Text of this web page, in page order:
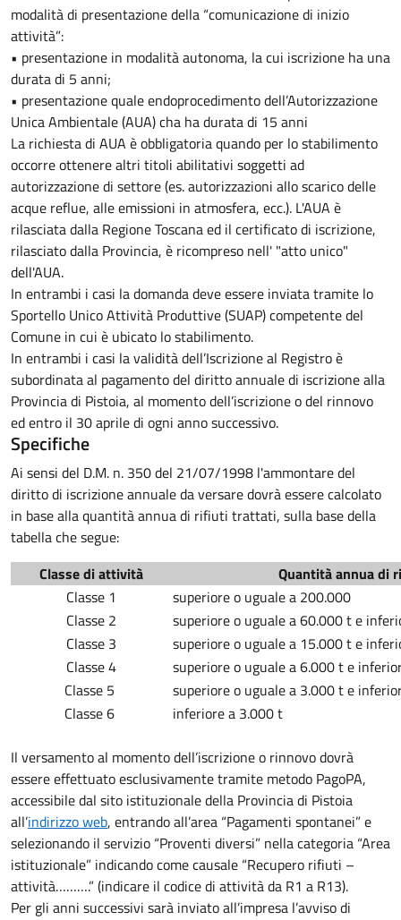
modalità di presentazione della “comunicazione di inizio
attività”:
• presentazione in modalità autonoma, la cui iscrizione ha una
durata di 5 anni;
• presentazione quale endoprocedimento dell’Autorizzazione
Unica Ambientale (AUA) cha ha durata di 15 anni
La richiesta di AUA è obbligatoria quando per lo stabilimento
occorre ottenere altri titoli abilitativi soggetti ad
autorizzazione di settore (es. autorizzazioni allo scarico delle
acque reflue, alle emissioni in atmosfera, ecc.). L'AUA è
rilasciata dalla Regione Toscana ed il certificato di iscrizione,
rilasciato dalla Provincia, è ricompreso nell' "atto unico"
dell'AUA.
In entrambi i casi la domanda deve essere inviata tramite lo
Sportello Unico Attività Produttive (SUAP) competente del
Comune in cui è ubicato lo stabilimento.
In entrambi i casi la validità dell’Iscrizione al Registro è
subordinata al pagamento del diritto annuale di iscrizione alla
Provincia di Pistoia, al momento dell’iscrizione o del rinnovo
ed entro il 30 aprile di ogni anno successivo.
Specifiche
Ai sensi del D.M. n. 350 del 21/07/1998 l'ammontare del
diritto di iscrizione annuale da versare dovrà essere calcolato
in base alla quantità annua di rifiuti trattati, sulla base della
tabella che segue:
Classe di attività
Quantità annua di
Classe 1
superiore o uguale a 200.000
Classe 2
superiore o uguale a 60.000 t e
Classe 3
superiore o uguale a 15.000 t e
Classe 4
superiore o uguale a 6.000 t e
Classe 5
superiore o uguale a 3.000 t e
Classe 6
inferiore a 3.000 t
Il versamento al momento dell’iscrizione o rinnovo dovrà
essere effettuato esclusivamente tramite metodo PagoPA,
accessibile dal sito istituzionale della Provincia di Pistoia
all’indirizzo web, entrando all’area “Pagamenti spontanei” e
selezionando il servizio “Proventi diversi” nella categoria “Area
istituzionale” indicando come causale “Recupero rifiuti –
attività……….” (indicare il codice di attività da R1 a R13).
Per gli anni successivi sarà inviato all’impresa l’avviso di